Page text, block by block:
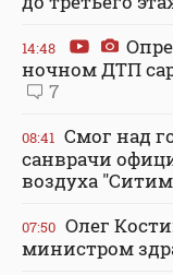
14:48
ночном ДТП
7
08:41 Смог над
санврачи
воздуха
07:50 Олег
министром